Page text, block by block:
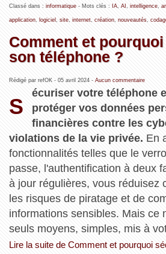
Classé dans : informatique- Mots clés : IA, AI , intelligence,
application, logiciel , site, internet, création, nouveautés,
Comment et
son téléphone ?
Rédigé par refOK - 05 avril 2024- Aucun commentaire
S
écuriser votre téléphone
protéger vos données
financières contre les
violations de la vie privée. En
fonctionnalités telles que le
passe, l'authentification à deux
à jour régulières, vous réduisez
les risques de piratage et de
informations sensibles. Mais ce
seuls moyens, simples, mis à
Lire la suite de Comment et pourquoi